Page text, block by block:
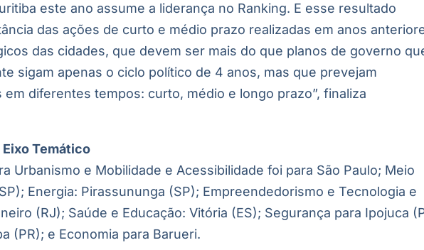
este ano assume a liderança no Ranking. E esse resultado
das ações de curto e médio prazo realizadas em anos
das cidades, que devem ser mais do que planos de governo
sigam apenas o ciclo político de 4 anos, mas que prevejam
em diferentes tempos: curto, médio e longo prazo”, finaliza
Temático
Urbanismo e Mobilidade e Acessibilidade foi para São Paulo; Meio
Energia: Pirassununga (SP); Empreendedorismo e Tecnologia e
(RJ); Saúde e Educação: Vitória (ES); Segurança para Ipojuca
(PR); e Economia para Barueri.